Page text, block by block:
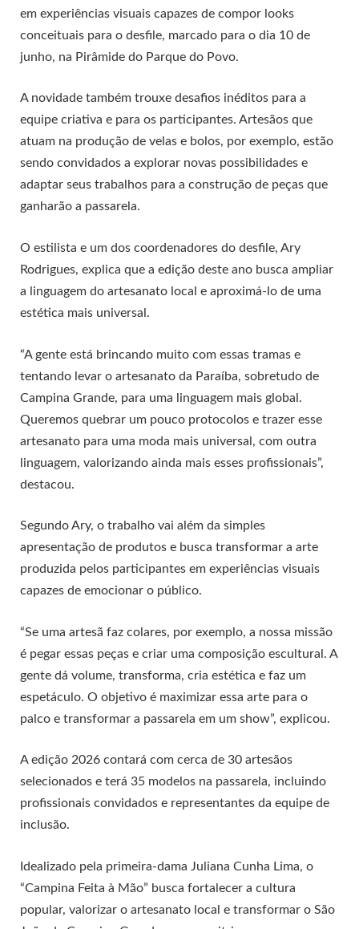
em experiências visuais capazes de compor looks
conceituais para o desfile, marcado para o dia 10 de
junho, na Pirâmide do Parque do Povo.
A novidade também trouxe desafios inéditos para a
equipe criativa e para os participantes. Artesãos que
atuam na produção de velas e bolos, por exemplo, estão
sendo convidados a explorar novas possibilidades e
adaptar seus trabalhos para a construção de peças que
ganharão a passarela.
O estilista e um dos coordenadores do desfile, Ary
Rodrigues, explica que a edição deste ano busca ampliar
a linguagem do artesanato local e aproximá-lo de uma
estética mais universal.
“A gente está brincando muito com essas tramas e
tentando levar o artesanato da Paraíba, sobretudo de
Campina Grande, para uma linguagem mais global.
Queremos quebrar um pouco protocolos e trazer esse
artesanato para uma moda mais universal, com outra
linguagem, valorizando ainda mais esses profissionais”,
destacou.
Segundo Ary, o trabalho vai além da simples
apresentação de produtos e busca transformar a arte
produzida pelos participantes em experiências visuais
capazes de emocionar o público.
“Se uma artesã faz colares, por exemplo, a nossa missão
é pegar essas peças e criar uma composição escultural. A
gente dá volume, transforma, cria estética e faz um
espetáculo. O objetivo é maximizar essa arte para o
palco e transformar a passarela em um show”, explicou.
A edição 2026 contará com cerca de 30 artesãos
selecionados e terá 35 modelos na passarela, incluindo
profissionais convidados e representantes da equipe de
inclusão.
Idealizado pela primeira-dama Juliana Cunha Lima, o
“Campina Feita à Mão” busca fortalecer a cultura
popular, valorizar o artesanato local e transformar o São